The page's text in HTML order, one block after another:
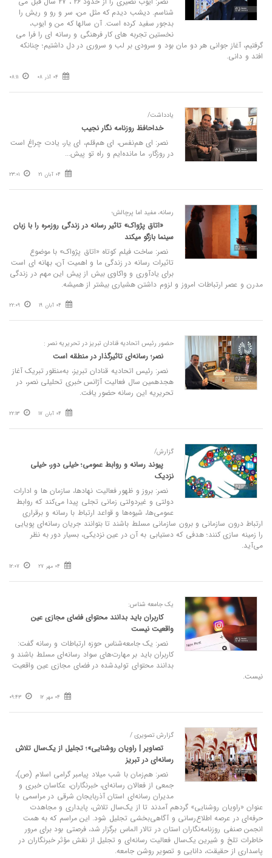
شناسم. دیشب دیدم که مثل من، سر و رو و ریش را
بدجور سفید کرده است. آن سالها که من و ایوب،
نخستین تجربه های کار فرهنگی و رسانه ای را فرا می
گرفتیم، آغاز جوانی هر دو مان بود و سرودی بر لب و سروری در دل داشتیم؛ چنانکه
افتد و دانی.
04 آذر 08 08:11
یادداشت/
خداحافظ روزنامه نگار نجیب
نصر: ای هم‌نفس، ای هم‌قلم، ای یار، یادت چراغ است
در روزگار، ما مانده‌ایم و راه تو پیش...
04 آبان 21 23:01
رسانه، مفید اما پرچالش؛
«اتاق پژواک» تاثیر رسانه در زندگی روزمره را با زبان
سینما بازگو میکند
نصر: ساخت فیلم کوتاه «اتاق پژواک» با موضوع
تاثیرات رسانه در زندگی ما و اهمیت آن، بهانه ای است
برای یادآوری و واکاوی بیش از پیش این مهم در زندگی
مدرن و عصر ارتباطات امروز و لزوم داشتن هشیاری بیشتر از همیشه.
04 آبان 19 22:09
حضور رئیس اتحادیه قنادان تبریز در تحریریه نصر :
نصر؛ رسانه‌ای تاثیرگذار در منطقه است
نصر: رئیس اتحادیه قنادان تبریز، به‌منظور تبریک آغاز
هجدهمین سال فعالیت آژانس خبری تحلیلی نصر، در
تحریریه این رسانه حضور یافت.
04 آبان 17 22:13
گزارش/
پیوند رسانه و روابط عمومی؛ خیلی دور، خیلی
نزدیک
نصر: بروز و ظهور فعالیت نهادها، سازمان ها و ادارات
دولتی و غیردولتی زمانی تجلی پیدا می‌کند که روابط
عمومی‌ها، شیوه‌ها و قواعد ارتباط با رسانه و برقراری
ارتباط درون سازمانی و برون سازمانی مسلط باشند تا بتوانند جریان رسانه‌ای پویایی
را زمینه سازی کنند؛ هدفی که دستیابی به آن در عین نزدیکی، بسیار دور به نظر
می‌آید.
04 مهر 27 12:07
یک جامعه‌ شناس:
کاربران باید بدانند محتوای فضای مجازی عین
واقعیت نیست
نصر: یک جامعه‌شناس حوزه ارتباطات و رسانه گفت:
کاربران باید بر مهارت‌های سواد رسانه‌ای مسلط باشند و
بدانند محتوای تولیدشده در فضای مجازی عین واقعیت
نیست.
04 مهر 12 09:43
گزارش تصویری /
تصاویر | راویان روشنایی»؛ تجلیل از یک‌سال تلاش
رسانه‌ای در تبریز
نصر: هم‌زمان با شب میلاد پیامبر گرامی اسلام (ص)،
جمعی از فعالان رسانه‌ای، خبرنگاران، عکاسان خبری و
مدیران رسانه‌ای استان آذربایجان شرقی در مراسمی با
عنوان «راویان روشنایی» گردهم آمدند تا از یک‌سال تلاش، پایداری و مجاهدت
حرفه‌ای در عرصه اطلاع‌رسانی و آگاهی‌بخشی تجلیل شود. این مراسم که به همت
انجمن صنفی روزنامه‌نگاران استان در تالار الماس برگزار شد، فرصتی بود برای مرور
خاطرات تلخ و شیرین یک‌سال فعالیت رسانه‌ای و تجلیل از نقش مؤثر خبرنگاران در
پاسداری از حقیقت، دانایی و تصویر روشن جامعه.